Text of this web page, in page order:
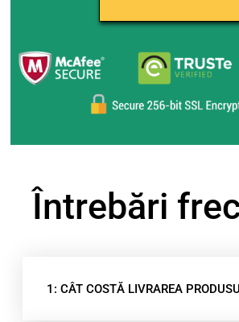
Întrebări
1: CÂT COSTĂ LIVRAREA